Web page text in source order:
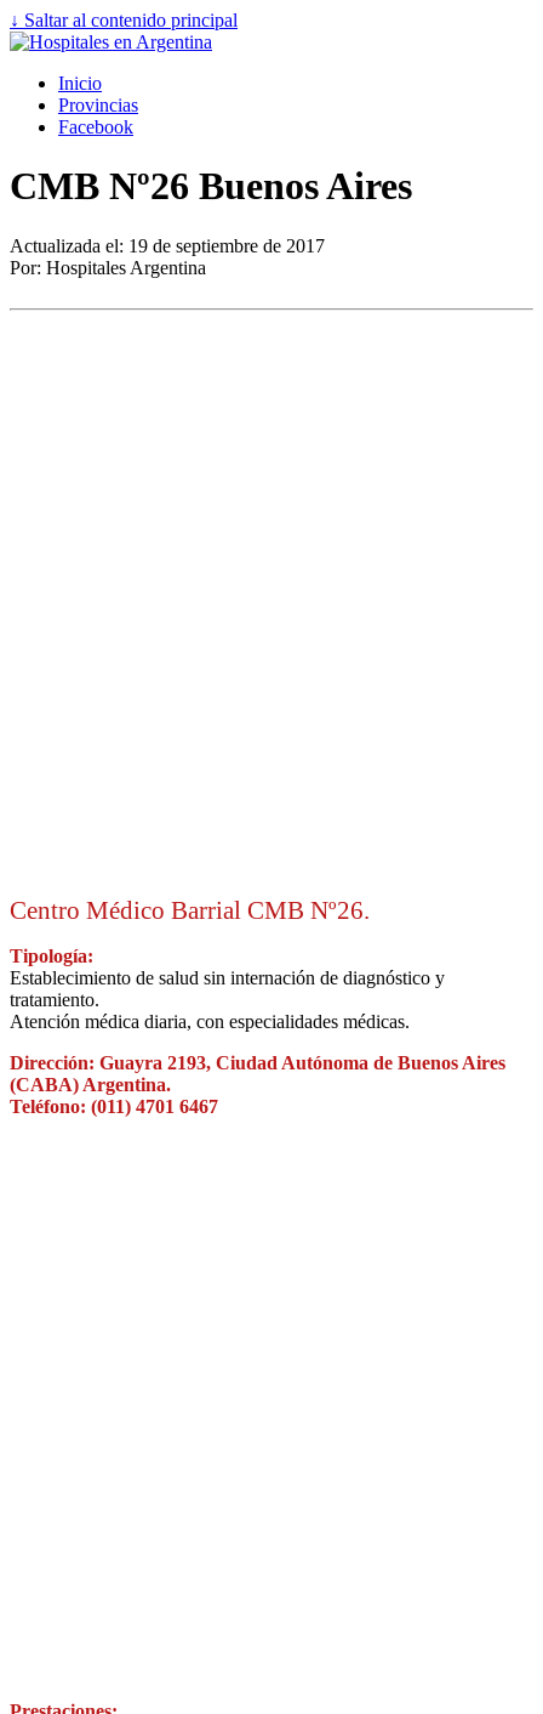
↓ Saltar al contenido principal
Inicio
Provincias
Facebook
CMB Nº26 Buenos Aires
Actualizada el: 19 de septiembre de 2017
Por: Hospitales Argentina
Centro Médico Barrial CMB Nº26.
Tipología:
Establecimiento de salud sin internación de diagnóstico y
tratamiento.
Atención médica diaria, con especialidades médicas.
Dirección: Guayra 2193, Ciudad Autónoma de Buenos Aires
(CABA) Argentina.
Teléfono: (011) 4701 6467